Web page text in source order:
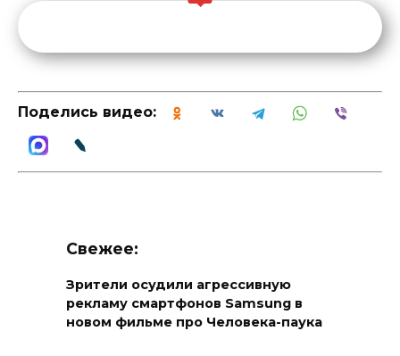
Поделись видео:
Свежее:
Зрители осудили агрессивную
рекламу смартфонов Samsung в
новом фильме про Человека-паука